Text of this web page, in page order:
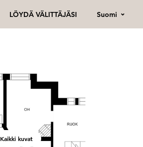
LÖYDÄ VÄLITTÄJÄSI Suomi
Kaikki kuvat